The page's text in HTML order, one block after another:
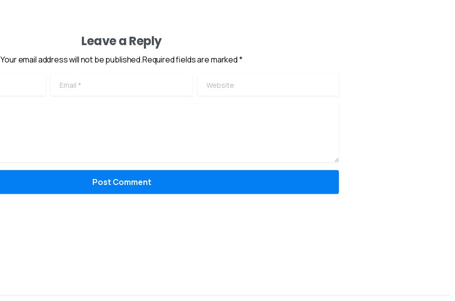
Leave a Reply
Your email address will not be published.Required fields are marked *
Email Website